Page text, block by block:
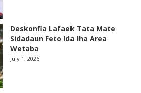
Deskonfia Lafaek Tata Mate
Sidadaun Feto Ida Iha Area
Wetaba
July 1, 2026